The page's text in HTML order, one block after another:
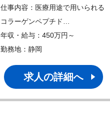
仕事内容：医療用途で用いられる
コラーゲンペプチド…
年収・給与：450万円～
勤務地：静岡
求人の詳細へ